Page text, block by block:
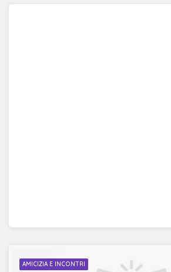
AMICIZIA E INCONTRI